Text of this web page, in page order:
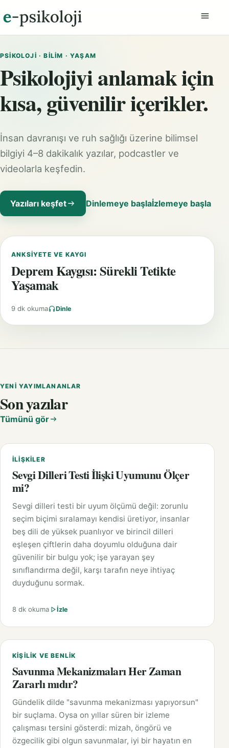
PSIKOLOJI · BILIM · YAŞAM
Psikolojiyi anlamak için
kısa, güvenilir içerikler.
İnsan davranışı ve ruh sağlığı üzerine bilimsel
bilgiyi 4–8 dakikalık yazılar, podcastler ve
videolarla keşfedin.
Yazıları keşfet Dinlemeye başlaİzlemeye başla
ANKSIYETE VE KAYGI
Deprem Kaygısı: Sürekli Tetikte
Yaşamak
9 dk okuma Dinle
YENI YAYIMLANANLAR
Son yazılar
Tümünü gör
İLIŞKILER
Sevgi Dilleri Testi İlişki Uyumunu Ölçer
mi?
Sevgi dilleri testi bir uyum ölçümü değil: zorunlu
seçim biçimi sıralamayı kendisi üretiyor, insanlar
beş dili de yüksek puanlıyor ve birincil dilleri
eşleşen çiftlerin daha doyumlu olduğuna dair
güvenilir bir bulgu yok; işe yarayan şey
sınıflandırma değil, karşı tarafın neye ihtiyaç
duyduğunu sormak.
8 dk okuma İzle
KIŞILIK VE BENLIK
Savunma Mekanizmaları Her Zaman
Zararlı mıdır?
Gündelik dilde "savunma mekanizması yapıyorsun"
bir suçlama. Oysa on yıllar süren bir izleme
çalışması tersini gösterdi: mizah, öngörü ve
özgecilik gibi olgun savunmalar, iyi bir hayatın en